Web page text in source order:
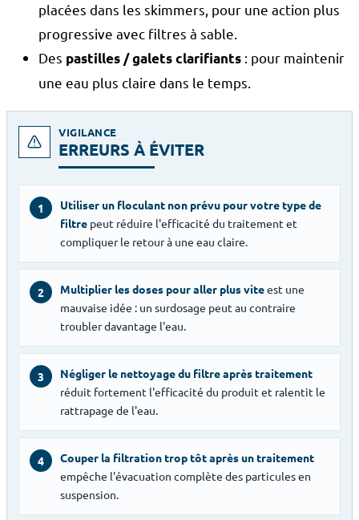
placées dans les skimmers, pour une action plus
progressive avec filtres à sable.
Des pastilles / galets clarifiants : pour maintenir
une eau plus claire dans le temps.
VIGILANCE
ERREURS À ÉVITER
1
Utiliser un floculant non prévu pour votre type de
filtre peut réduire l'efficacité du traitement et
compliquer le retour à une eau claire.
2 Multiplier les doses pour aller plus viteest une
mauvaise idée : un surdosage peut au contraire
troubler davantage l'eau.
3
Négliger le nettoyage du filtre après traitement
réduit fortement l'efficacité du produit et ralentit le
rattrapage de l'eau.
4
Couper la filtration trop tôt après un traitement
empêche l'évacuation complète des particules en
suspension.